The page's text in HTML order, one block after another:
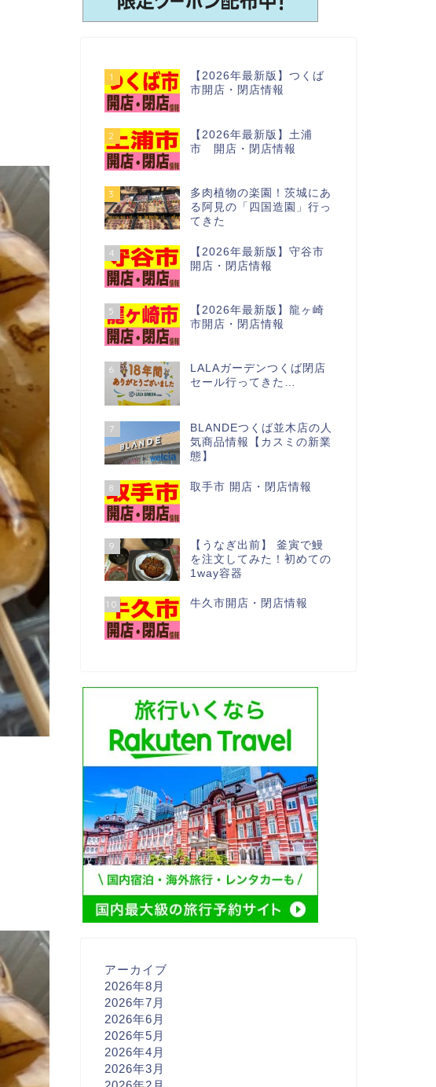
1
【2026年最新版】つくば
市開店・閉店情報
2
【2026年最新版】土浦
市 開店・閉店情報
3
多肉植物の楽園！茨城にあ
る阿見の「四国造園」行っ
てきた
4
【2026年最新版】守谷市
開店・閉店情報
5
【2026年最新版】龍ヶ崎
市開店・閉店情報
6
LALAガーデンつくば閉店
セール行ってきた…
7
BLANDEつくば並木店の人
気商品情報【カスミの新業
態】
8 取手市 開店・閉店情報
9
【うなぎ出前】 釜寅で鰻
を注文してみた！初めての
1way容器
10 牛久市開店・閉店情報
アーカイブ
2026年8月
2026年7月
2026年6月
2026年5月
2026年4月
2026年3月